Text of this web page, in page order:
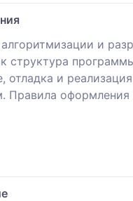
и
структура
отладка и